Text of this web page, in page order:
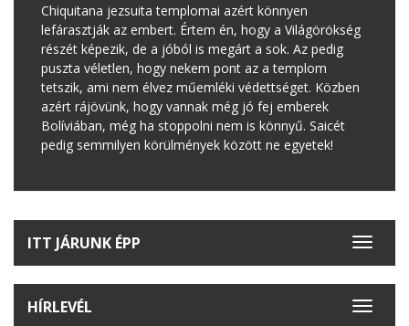
Chiquitana jezsuita templomai azért könnyen
lefárasztják az embert. Értem én, hogy a Világörökség
részét képezik, de a jóból is megárt a sok. Az pedig
puszta véletlen, hogy nekem pont az a templom
tetszik, ami nem élvez műemléki védettséget. Közben
azért rájövünk, hogy vannak még jó fej emberek
Bolíviában, még ha stoppolni nem is könnyű. Saicét
pedig semmilyen körülmények között ne egyetek!
Toggle
ITT JÁRUNK ÉPP
Toggle
HÍRLEVÉL